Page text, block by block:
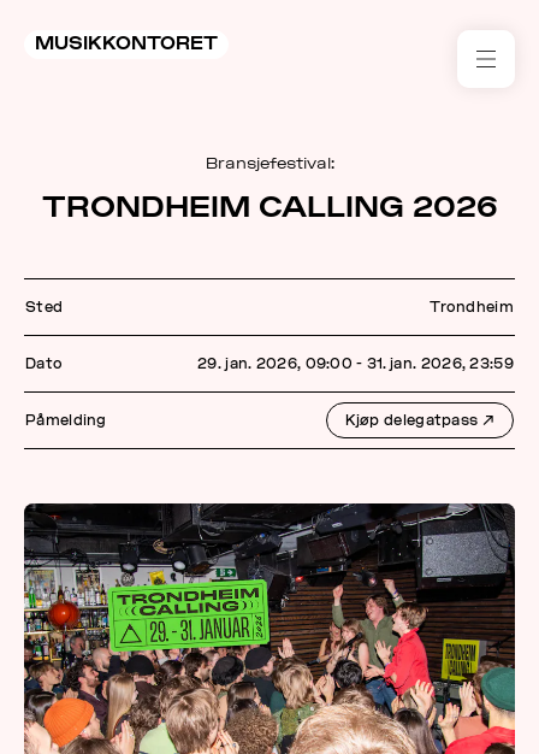
MUSIKKONTORET
OM
Bransjefestival:
TRONDHEIM CALLING 2026
Sted Trondheim
Dato 29. jan. 2026, 09:00 - 31. jan. 2026, 23:59
Påmelding Kjøp delegatpass ↗